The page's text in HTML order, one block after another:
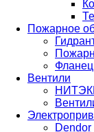
Пожарное
Вентили
Dendor